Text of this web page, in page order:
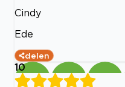
Cindy
Ede
delen
10